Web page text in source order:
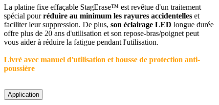
La platine fixe effaçable StagErase™ est revêtue d'un traitement
spécial pourréduire au minimum les rayures accidentelles et
faciliter leur suppression. De plus, son éclairage LED longue durée
offre plus de 20 ans d'utilisation et son repose-bras/poignet peut
vous aider à réduire la fatigue pendant l'utilisation.
Livré avec manuel d'utilisation et housse de protection anti-
poussière
Application